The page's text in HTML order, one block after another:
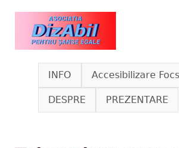
Skip to main content
www.dizabil.eu
INFO Accesibilizare
DESPRE PREZENTARE